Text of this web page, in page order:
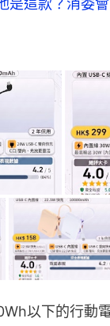
是這款？消委
以下的行動